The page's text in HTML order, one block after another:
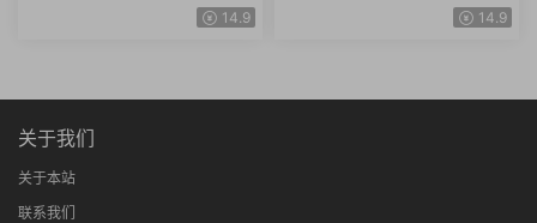
涨粉数字人拍摄数字人工具数
14.9
念到高级功能从技术进阶到实
14.9
关于我们
关于本站
联系我们